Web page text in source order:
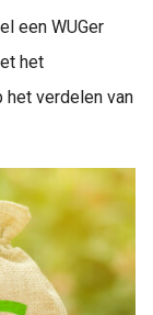
een WUGer
het
het verdelen van